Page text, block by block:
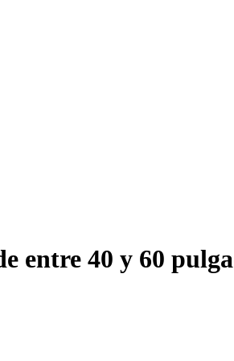
entre 40 y 60